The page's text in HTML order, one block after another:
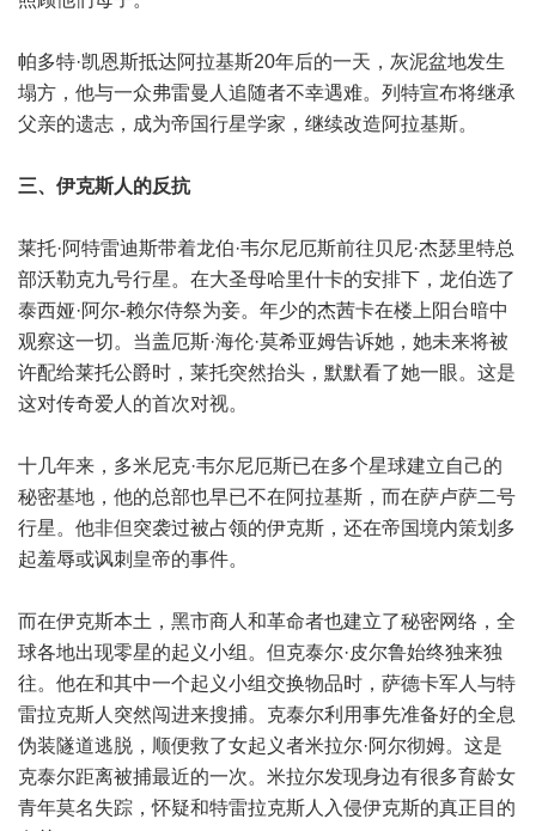
帕多特·凯恩斯抵达阿拉基斯20年后的一天，灰泥盆地发生
塌方，他与一众弗雷曼人追随者不幸遇难。列特宣布将继承
父亲的遗志，成为帝国行星学家，继续改造阿拉基斯。
三、伊克斯人的反抗
莱托·阿特雷迪斯带着龙伯·韦尔尼厄斯前往贝尼·杰瑟里特总
部沃勒克九号行星。在大圣母哈里什卡的安排下，龙伯选了
泰西娅·阿尔-赖尔侍祭为妾。年少的杰茜卡在楼上阳台暗中
观察这一切。当盖厄斯·海伦·莫希亚姆告诉她，她未来将被
许配给莱托公爵时，莱托突然抬头，默默看了她一眼。这是
这对传奇爱人的首次对视。
十几年来，多米尼克·韦尔尼厄斯已在多个星球建立自己的
秘密基地，他的总部也早已不在阿拉基斯，而在萨卢萨二号
行星。他非但突袭过被占领的伊克斯，还在帝国境内策划多
起羞辱或讽刺皇帝的事件。
而在伊克斯本土，黑市商人和革命者也建立了秘密网络，全
球各地出现零星的起义小组。但克泰尔·皮尔鲁始终独来独
往。他在和其中一个起义小组交换物品时，萨德卡军人与特
雷拉克斯人突然闯进来搜捕。克泰尔利用事先准备好的全息
伪装隧道逃脱，顺便救了女起义者米拉尔·阿尔彻姆。这是
克泰尔距离被捕最近的一次。米拉尔发现身边有很多育龄女
青年莫名失踪，怀疑和特雷拉克斯人入侵伊克斯的真正目的